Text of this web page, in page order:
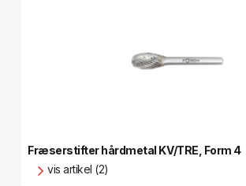
Fræserstifter hårdmetal KV/TRE, Form 4
vis artikel (2)